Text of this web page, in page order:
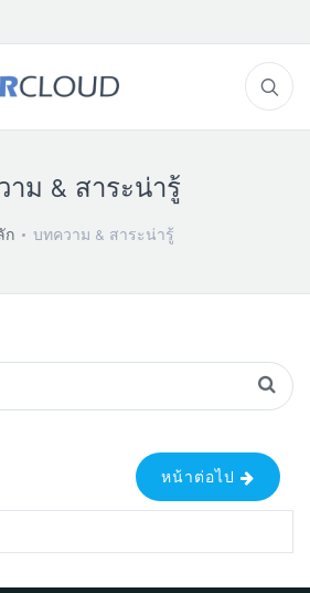
าม & สาระน่ารู้
ก บทความ & สาระน่ารู้
หน้าต่อไป